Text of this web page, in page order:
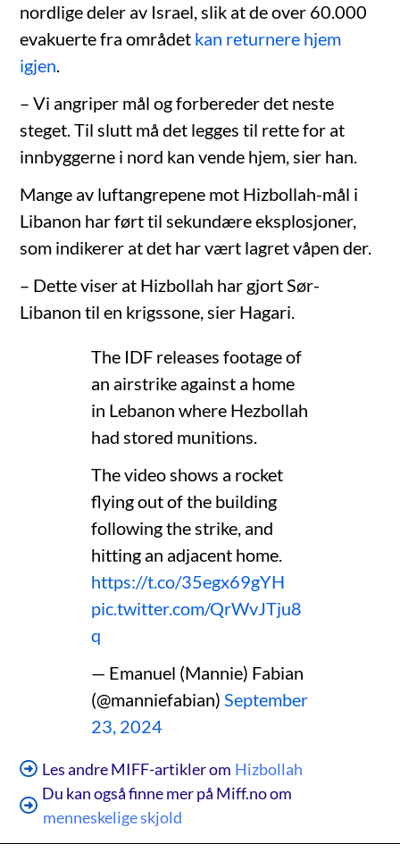
nordlige deler av Israel, slik at de over 60.000
evakuerte fra området kan returnere hjem
igjen
– Vi angriper mål og forbereder det neste
steget. Til slutt må det legges til rette for at
innbyggerne i nord kan vende hjem, sier han.
Mange av luftangrepene mot Hizbollah-mål i
Libanon har ført til sekundære eksplosjoner,
som indikerer at det har vært lagret våpen der.
– Dette viser at Hizbollah har gjort Sør-
Libanon til en krigssone, sier Hagari.
The IDF releases footage of
an airstrike against a home
in Lebanon where Hezbollah
had stored munitions.
The video shows a rocket
flying out of the building
following the strike, and
hitting an adjacent home.
https://t.co/35egx69gYH
pic.twitter.com/QrWvJTju8
q
— Emanuel (Mannie) Fabian
(@manniefabian) September
23, 2024
Les andre MIFF-artikler om Hizbollah
Du kan også finne mer på Miff.no om
menneskelige skjold